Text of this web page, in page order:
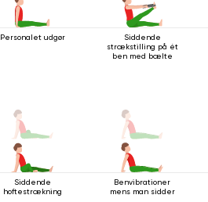
Personalet udgør
Siddende
strækstilling på ét
ben med bælte
Siddende
hoftestrækning
Benvibrationer
mens man sidder